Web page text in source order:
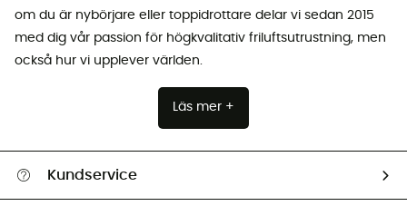
om du är nybörjare eller toppidrottare delar vi sedan 2015
med dig vår passion för högkvalitativ friluftsutrustning, men
också hur vi upplever världen.
Läs mer +
Kundservice